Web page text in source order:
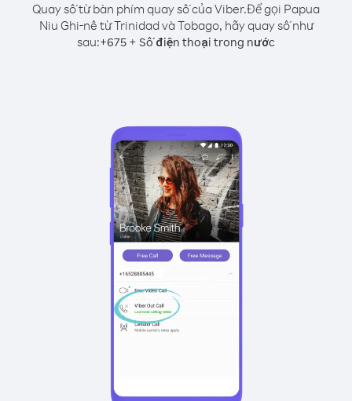
Quay số từ bàn phím quay số của Viber.Để gọi Papua
Niu Ghi-nê từ Trinidad và Tobago, hãy quay số như
sau:+675 + Số điện thoại trong nước